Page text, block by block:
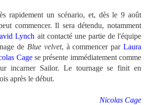
rapidement un scénario, et, dès le 9 août
commencer. Il sera détendu, notamment
Lynch ait contacté une partie de l'équipe
de Blue velvet, à commencer parLaura
Cagese présente immédiatement comme
incarner Sailor. Le tournage se finit en
après le début.
Nicolas Cage